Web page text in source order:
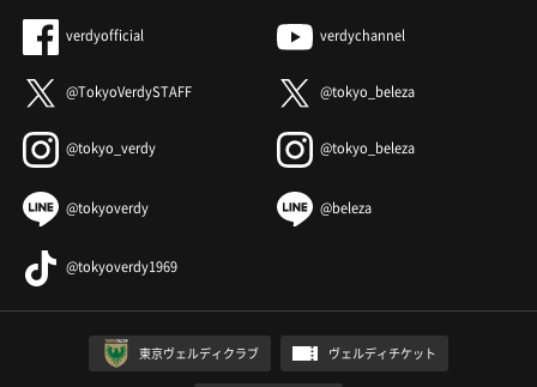
verdyofficial verdychannel
@TokyoVerdySTAFF @tokyo_beleza
@tokyo_verdy @tokyo_beleza
@tokyoverdy @beleza
@tokyoverdy1969
東京ヴェルディクラブ ヴェルディチケット